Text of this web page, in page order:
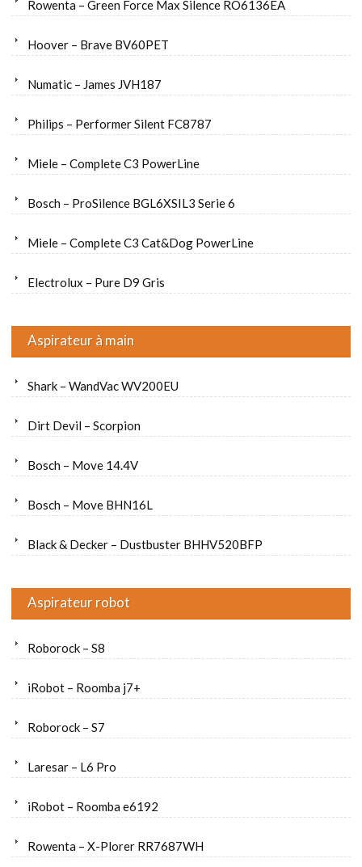
Rowenta – Green Force Max Silence RO6136EA
Hoover – Brave BV60PET
Numatic – James JVH187
Philips – Performer Silent FC8787
Miele – Complete C3 PowerLine
Bosch – ProSilence BGL6XSIL3 Serie 6
Miele – Complete C3 Cat&Dog PowerLine
Electrolux – Pure D9 Gris
Aspirateur à main
Shark – WandVac WV200EU
Dirt Devil – Scorpion
Bosch – Move 14.4V
Bosch – Move BHN16L
Black & Decker – Dustbuster BHHV520BFP
Aspirateur robot
Roborock – S8
iRobot – Roomba j7+
Roborock – S7
Laresar – L6 Pro
iRobot – Roomba e6192
Rowenta – X-Plorer RR7687WH